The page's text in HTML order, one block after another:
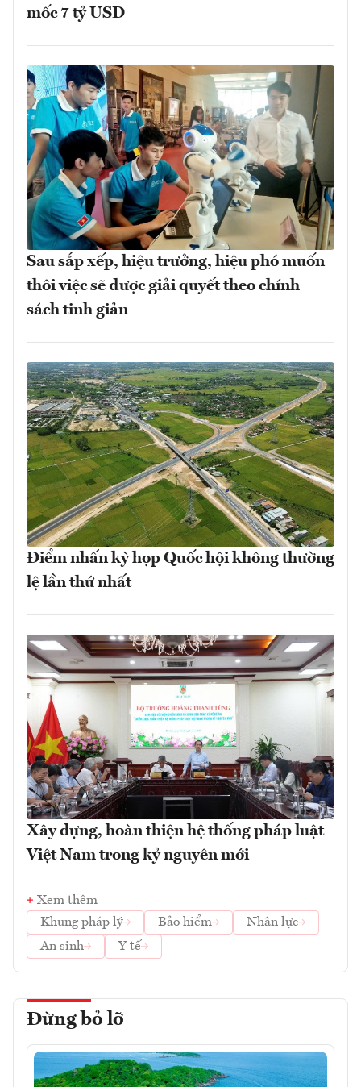
mốc 7 tỷ USD
Sau sắp xếp, hiệu trưởng, hiệu phó muốn
thôi việc sẽ được giải quyết theo chính
sách tinh giản
Điểm nhấn kỳ họp Quốc hội không thường
lệ lần thứ nhất
Xây dựng, hoàn thiện hệ thống pháp luật
Việt Nam trong kỷ nguyên mới
Xem thêm
Khung pháp lý
Bảo hiểm
Nhân lực
An sinh
Y tế
Đừng bỏ lỡ